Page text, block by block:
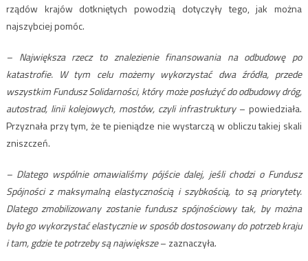
rządów krajów dotkniętych powodzią dotyczyły tego, jak można
najszybciej pomóc.
– Największa rzecz to znalezienie finansowania na odbudowę po
katastrofie. W tym celu możemy wykorzystać dwa źródła, przede
wszystkim Fundusz Solidarności, który może posłużyć do odbudowy dróg,
autostrad, linii kolejowych, mostów, czyli infrastruktury– powiedziała.
Przyznała przy tym, że te pieniądze nie wystarczą w obliczu takiej skali
zniszczeń.
– Dlatego wspólnie omawialiśmy pójście dalej, jeśli chodzi o Fundusz
Spójności z maksymalną elastycznością i szybkością, to są priorytety.
Dlatego zmobilizowany zostanie fundusz spójnościowy tak, by można
było go wykorzystać elastycznie w sposób dostosowany do potrzeb kraju
i tam, gdzie te potrzeby są największe– zaznaczyła.